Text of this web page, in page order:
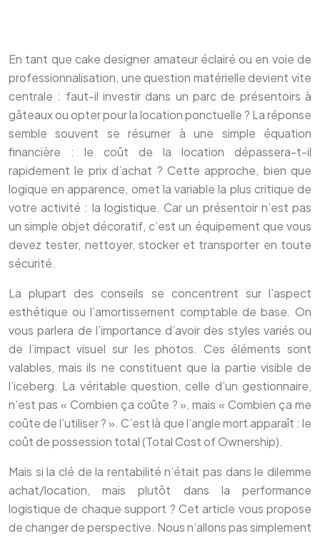
En tant que cake designer amateur éclairé ou en voie de
professionnalisation, une question matérielle devient vite
centrale : faut-il investir dans un parc de présentoirs à
gâteaux ou opter pour la location ponctuelle ? La réponse
semble souvent se résumer à une simple équation
financière : le coût de la location dépassera-t-il
rapidement le prix d’achat ? Cette approche, bien que
logique en apparence, omet la variable la plus critique de
votre activité : la logistique. Car un présentoir n’est pas
un simple objet décoratif, c’est un équipement que vous
devez tester, nettoyer, stocker et transporter en toute
sécurité.
La plupart des conseils se concentrent sur l’aspect
esthétique ou l’amortissement comptable de base. On
vous parlera de l’importance d’avoir des styles variés ou
de l’impact visuel sur les photos. Ces éléments sont
valables, mais ils ne constituent que la partie visible de
l’iceberg. La véritable question, celle d’un gestionnaire,
n’est pas « Combien ça coûte ? », mais « Combien ça me
coûte de l’utiliser ? ». C’est là que l’angle mort apparaît : le
coût de possession total (Total Cost of Ownership).
Mais si la clé de la rentabilité n’était pas dans le dilemme
achat/location, mais plutôt dans la performance
logistique de chaque support ? Cet article vous propose
de changer de perspective. Nous n’allons pas simplement